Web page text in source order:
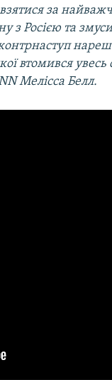
за
з Росією та
втомився увесь
Мелісса Белл.